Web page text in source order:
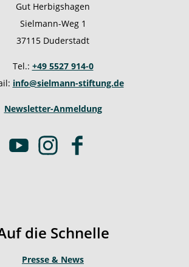
Gut Herbigshagen
Sielmann-Weg 1
37115 Duderstadt
Tel.: +49 5527 914-0
info@sielmann-stiftung.de
Newsletter-Anmeldung
Y
e
I
n
r
a
F
o
o
k
die Schnelle
Presse & News